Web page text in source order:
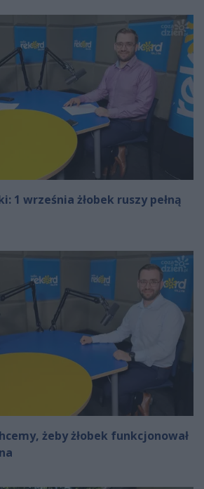
1 września żłobek ruszy pełną
żeby żłobek funkcjonował